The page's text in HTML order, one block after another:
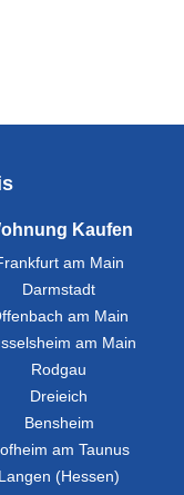
Kaufen
am Main
Darmstadt
am Main
am Main
Rodgau
Dreieich
Bensheim
am Taunus
Langen (Hessen)